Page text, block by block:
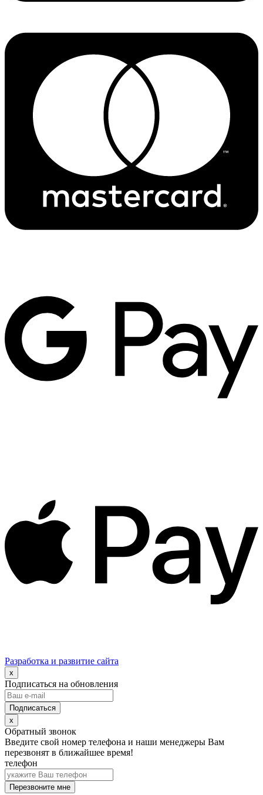
Разработка и развитие сайта
x
Подписаться на обновления
x
Обратный звонок
Введите свой номер телефона и наши менеджеры Вам
перезвонят в ближайшее время!
телефон
Перезвоните мне